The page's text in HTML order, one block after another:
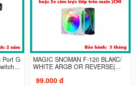
Port G
MAGIC SNOMAN F-120 BLAKC/
WHITE ARGB OR REVERSE(...
99.000 đ